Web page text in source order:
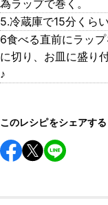
為ラップで巻く。
5.冷蔵庫で15分くら
6食べる直前にラッ
に切り、お皿に盛り
♪
このレシピをシェアする